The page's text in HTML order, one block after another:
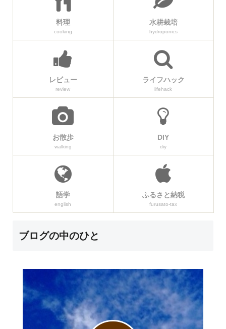
料理
cooking
水耕栽培
hydroponics
レビュー
review
ライフハック
lifehack
お散歩
walking
DIY
diy
語学
english
ふるさと納税
furusato-tax
ブログの中のひと